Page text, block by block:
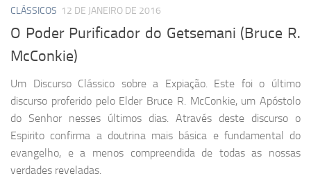
CLÁSSICOS 12 DE JANEIRO DE 2016
O Poder Purificador do Getsemani (Bruce R.
McConkie)
Um Discurso Clássico sobre a Expiação. Este foi o último
discurso proferido pelo Elder Bruce R. McConkie, um Apóstolo
do Senhor nesses últimos dias. Através deste discurso o
Espirito confirma a doutrina mais básica e fundamental do
evangelho, e a menos compreendida de todas as nossas
verdades reveladas.